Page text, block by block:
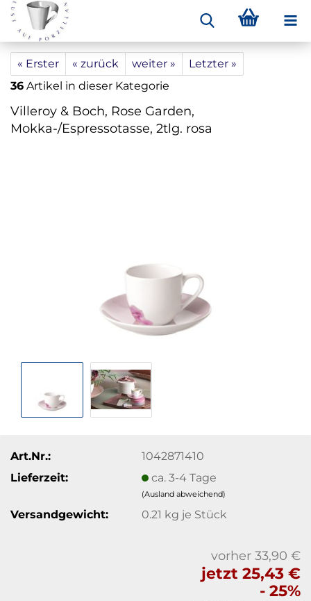
« Erster « zurück weiter »
Letzter »
36 Artikel in dieser Kategorie
Villeroy & Boch, Rose Garden,
Mokka-/Espressotasse, 2tlg. rosa
Art.Nr.:
1042871410
Lieferzeit:
ca. 3-4 Tage
(Ausland abweichend)
Versandgewicht: 0.21 kg je Stück
vorher 33,90 €
jetzt 25,43 €
- 25%